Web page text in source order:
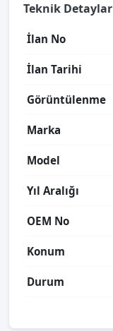
Teknik Detaylar
İlan No
İlan Tarihi
Görüntülenme
Marka
Model
Yıl Aralığı
OEM No
Konum
Durum